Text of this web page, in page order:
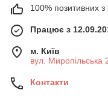
100% позитивних з
Працює з
м. Київ
вул. Миропільська
Контакти